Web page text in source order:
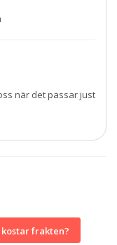
när det passar just
kostar frakten?